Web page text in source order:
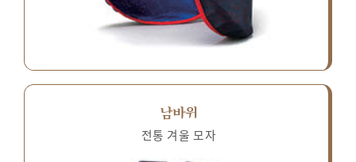
남바위
전통 겨울 모자